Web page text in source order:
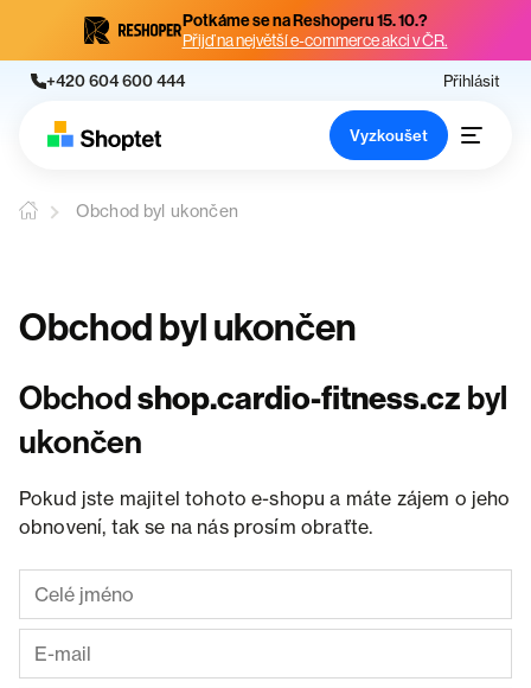
Potkáme se na Reshoperu 15. 10.?
Přijď na největší e-commerce akci v ČR.
+420 604 600 444 Přihlásit
Vyzkoušet
Obchod byl ukončen
Obchod byl ukončen
Obchodshop.cardio-fitness.cz byl
ukončen
Pokud jste majitel tohoto e-shopu a máte zájem o jeho
obnovení, tak se na nás prosím obraťte.